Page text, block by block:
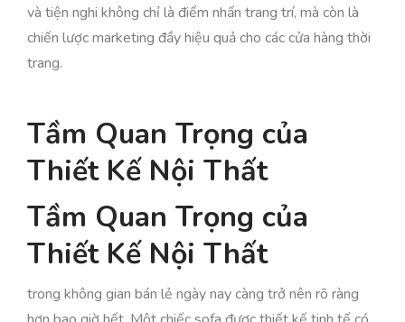
và tiện nghi không chỉ là điểm nhấn trang trí, mà còn là
chiến lược marketing đầy hiệu quả cho các cửa hàng thời
trang.
Tầm Quan Trọng của
Thiết Kế Nội Thất
Tầm Quan Trọng của
Thiết Kế Nội Thất
trong không gian bán lẻ ngày nay càng trở nên rõ ràng